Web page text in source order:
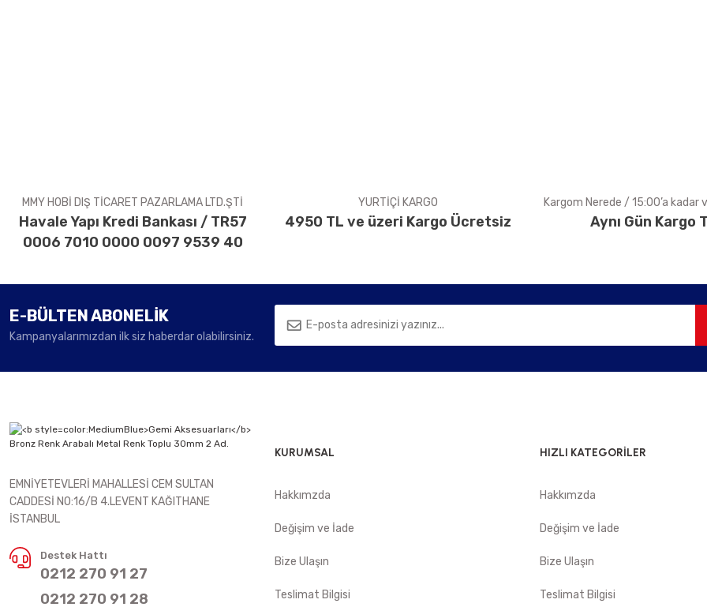
MMY HOBİ DIŞ TİCARET PAZARLAMA LTD.ŞTİ
Havale Yapı Kredi Bankası / TR57
0006 7010 0000 0097 9539 40
YURTİÇİ KARGO
4950 TL ve üzeri Kargo Ücretsiz
Kargom Nerede / 15:00’a kadar
Aynı Gün Kargo
E-BÜLTEN ABONELİK
Kampanyalarımızdan ilk siz haberdar olabilirsiniz.
EMNİYETEVLERİ MAHALLESİ CEM SULTAN
CADDESİ NO:16/B 4.LEVENT KAĞITHANE
İSTANBUL
Destek Hattı
0212 270 91 27
0212 270 91 28
KURUMSAL
Hakkımzda
Değişim ve İade
Bize Ulaşın
Teslimat Bilgisi
HIZLI KATEGORİLER
Hakkımzda
Değişim ve İade
Bize Ulaşın
Teslimat Bilgisi